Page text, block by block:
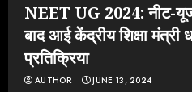
NEET UG 2024: नीट-
बाद आई केंद्रीय शिक्षा मंत्री
प्रतिक्रिया
AUTHOR JUNE 13, 2024